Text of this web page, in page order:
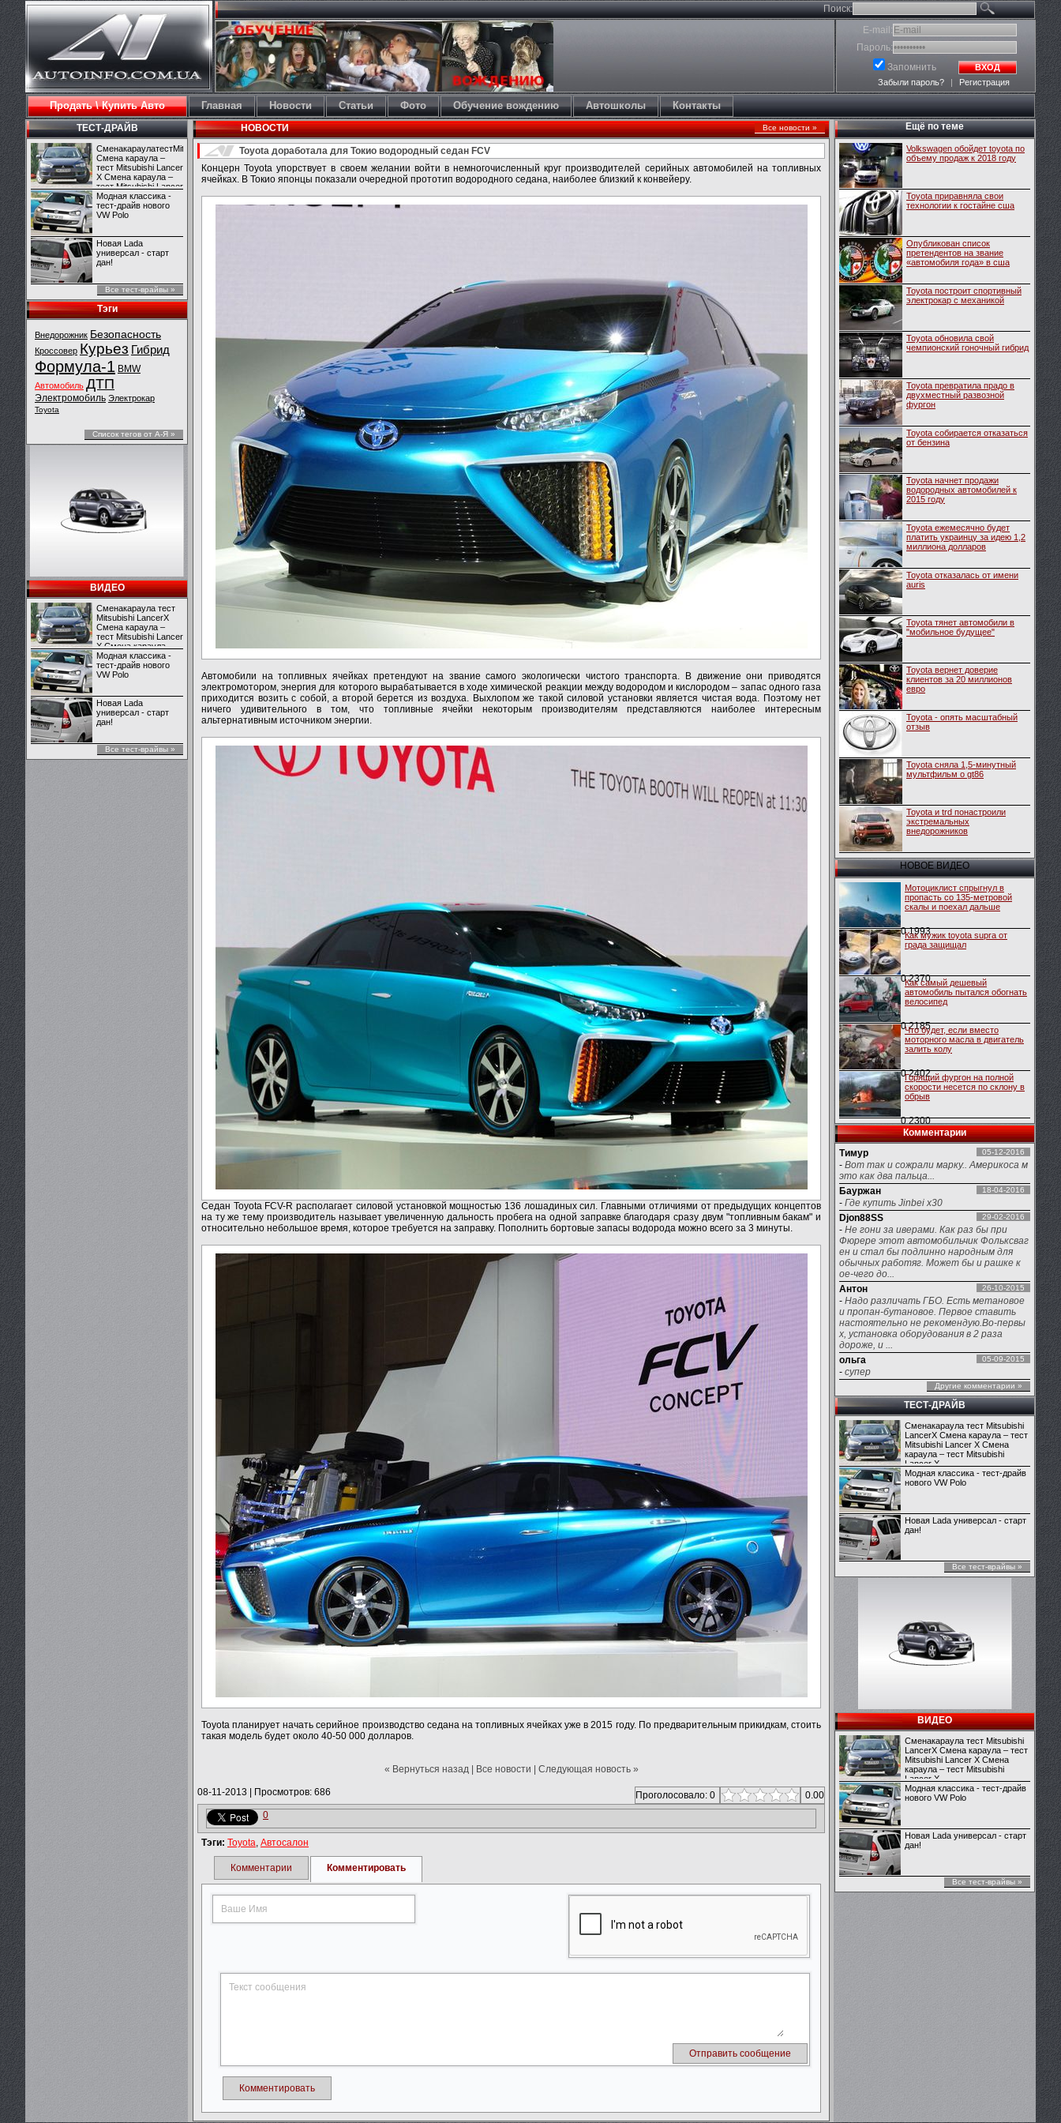
Поиск:
E-mail:
Пароль:
Запомнить
ВХОД
Забыли пароль?
| Регистрация
Продать \ Купить Авто Главная Новости Статьи Фото Обучение вождению Автошколы Контакты
ТЕСТ-ДРАЙВ
СменакараулатестMitsubishiLancerX
Смена караула –
тест Mitsubishi Lancer
X Смена караула –
тест Mitsubishi Lancer
X
Модная классика -
тест-драйв нового
VW Polo
Новая Lada
универсал - старт
дан!
Все тест-врайвы »
Тэги
Внедорожник Безопасность
Кроссовер Курьез Гибрид
Формула-1 BMW
Автомобиль ДТП
Электромобиль Электрокар
Toyota
Список тегов от А-Я »
ВИДЕО
Сменакараула тест
Mitsubishi LancerX
Смена караула –
тест Mitsubishi Lancer
X Смена караула –
тест Mitsubishi Lancer
X
Модная классика -
тест-драйв нового
VW Polo
Новая Lada
универсал - старт
дан!
Все тест-врайвы »
НОВОСТИ Все новости »
Toyota доработала для Токио водородный седан FCV
Концерн Toyota упорствует в своем желании войти в немногочисленный круг производителей серийных автомобилей на топливных
ячейках. В Токио японцы показали очередной прототип водородного седана, наиболее близкий к конвейеру.
Автомобили на топливных ячейках претендуют на звание самого экологически чистого транспорта. В движение они приводятся
электромотором, энергия для которого вырабатывается в ходе химической реакции между водородом и кислородом – запас одного газа
приходится возить с собой, а второй берется из воздуха. Выхлопом же такой силовой установки является чистая вода. Поэтому нет
ничего удивительного в том, что топливные ячейки некоторым производителям представляются наиболее интересным
альтернативным источником энергии.
Седан Toyota FCV-R располагает силовой установкой мощностью 136 лошадиных сил. Главными отличиями от предыдущих концептов
на ту же тему производитель называет увеличенную дальность пробега на одной заправке благодаря сразу двум "топливным бакам" и
относительно небольшое время, которое требуется на заправку. Пополнить бортовые запасы водорода можно всего за 3 минуты.
Toyota планирует начать серийное производство седана на топливных ячейках уже в 2015 году. По предварительным прикидкам, стоить
такая модель будет около 40-50 000 долларов.
« Вернуться назад| Все новости Следующая новость »
08-11-2013 Просмотров: 686 Проголосовало: 0
0.00
0
Тэги: Toyota, Автосалон
Комментарии Комментировать
Комментировать
Ещё по теме
Volkswagen обойдет toyota по
объему продаж к 2018 году
Toyota приравняла свои
технологии к гостайне сша
Опубликован список
претендентов на звание
«автомобиля года» в сша
Toyota построит спортивный
электрокар с механикой
Toyota обновила свой
чемпионский гоночный гибрид
Toyota превратила прадо в
двухместный развозной
фургон
Toyota собирается отказаться
от бензина
Toyota начнет продажи
водородных автомобилей к
2015 году
Toyota ежемесячно будет
платить украинцу за идею 1,2
миллиона долларов
Toyota отказалась от имени
auris
Toyota тянет автомобили в
"мобильное будущее"
Toyota вернет доверие
клиентов за 20 миллионов
евро
Toyota - опять масштабный
отзыв
Toyota сняла 1,5-минутный
мультфильм о gt86
Toyota и trd понастроили
экстремальных
внедорожников
НОВОЕ ВИДЕО
Мотоциклист спрыгнул в
пропасть со 135-метровой
скалы и поехал дальше
0 1993
Как мужик toyota supra от
града защищал
0 2370
Как самый дешевый
автомобиль пытался обогнать
велосипед
0 2185
Что будет, если вместо
моторного масла в двигатель
залить колу
0 2402
Горящий фургон на полной
скорости несется по склону в
обрыв
0 2300
Комментарии
Тимур
05-12-2016
- Вот так и сожрали марку.. Америкоса м
это как два пальца...
Бауржан
18-04-2016
- Где купить Jinbei x30
Djon88SS
29-02-2016
- Не гони за иверами. Как раз бы при
Фюрере этот автомобильчик Фольксваг
ен и стал бы подлинно народным для
обычных работяг. Может бы и рашке к
ое-чего до...
Антон
26-10-2015
- Надо различать ГБО. Есть метановое
и пропан-бутановое. Первое ставить
настоятельно не рекомендую.Во-первы
х, установка оборудования в 2 раза
дороже, и ...
ольга
05-09-2015
- супер
Другие комментарии »
ТЕСТ-ДРАЙВ
Сменакараула тест Mitsubishi
LancerX Смена караула – тест
Mitsubishi Lancer X Смена
караула – тест Mitsubishi
Lancer X
Модная классика - тест-драйв
нового VW Polo
Новая Lada универсал - старт
дан!
Все тест-врайвы »
ВИДЕО
Сменакараула тест Mitsubishi
LancerX Смена караула – тест
Mitsubishi Lancer X Смена
караула – тест Mitsubishi
Lancer X
Модная классика - тест-драйв
нового VW Polo
Новая Lada универсал - старт
дан!
Все тест-врайвы »